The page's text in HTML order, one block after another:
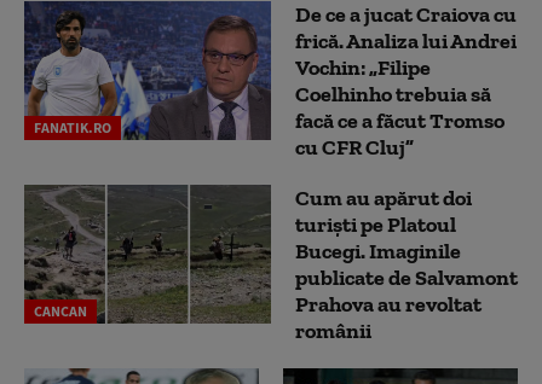
FANATIK.RO
De ce a jucat Craiova cu
frică. Analiza lui Andrei
Vochin: „Filipe
Coelhinho trebuia să
facă ce a făcut Tromso
cu CFR Cluj”
CANCAN
Cum au apărut doi
turiști pe Platoul
Bucegi. Imaginile
publicate de Salvamont
Prahova au revoltat
românii